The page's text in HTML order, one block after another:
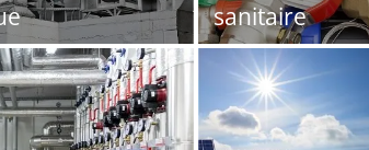
sanitaire